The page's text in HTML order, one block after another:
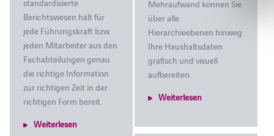
Berichtswesen hält für
jede Führungskraft bzw.
jeden Mitarbeiter aus den
Fachabteilungen genau
die richtige Information
zur richtigen Zeit in der
richtigen Form bereit.
Weiterlesen
Mehraufwand können Sie
über alle
Hierarchieebenen hinweg
Ihre Haushaltsdaten
grafisch und visuell
aufbereiten.
Weiterlesen